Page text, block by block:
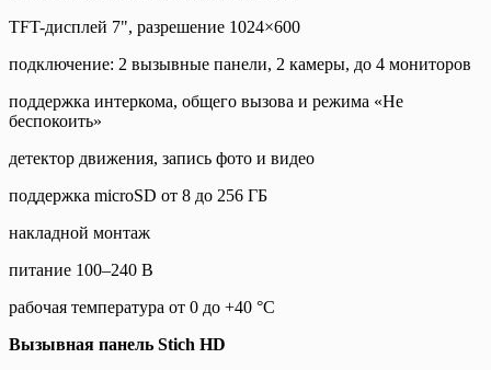
TFT-дисплей 7", разрешение 1024×600
подключение: 2 вызывные панели, 2 камеры, до 4 мониторов
поддержка интеркома, общего вызова и режима «Не
беспокоить»
детектор движения, запись фото и видео
поддержка microSD от 8 до 256 ГБ
накладной монтаж
питание 100–240 В
рабочая температура от 0 до +40 °C
Вызывная панель Stich HD